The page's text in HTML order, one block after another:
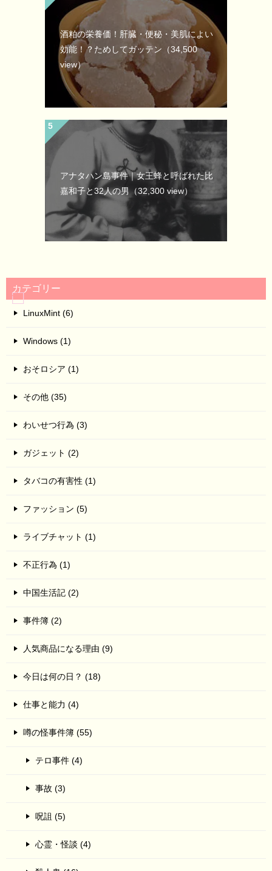
酒粕の栄養価！肝臓・便秘・美肌によい
効能！？ためしてガッテン （34,500
view）
アナタハン島事件｜女王蜂と呼ばれた比
嘉和子と32人の男（32,300 view）
カテゴリー
LinuxMint (6)
Windows (1)
おそロシア (1)
その他 (35)
わいせつ行為 (3)
ガジェット (2)
タバコの有害性 (1)
ファッション (5)
ライブチャット (1)
不正行為 (1)
中国生活記 (2)
事件簿 (2)
人気商品になる理由 (9)
今日は何の日？ (18)
仕事と能力 (4)
噂の怪事件簿 (55)
テロ事件 (4)
事故 (3)
呪詛 (5)
心霊・怪談 (4)